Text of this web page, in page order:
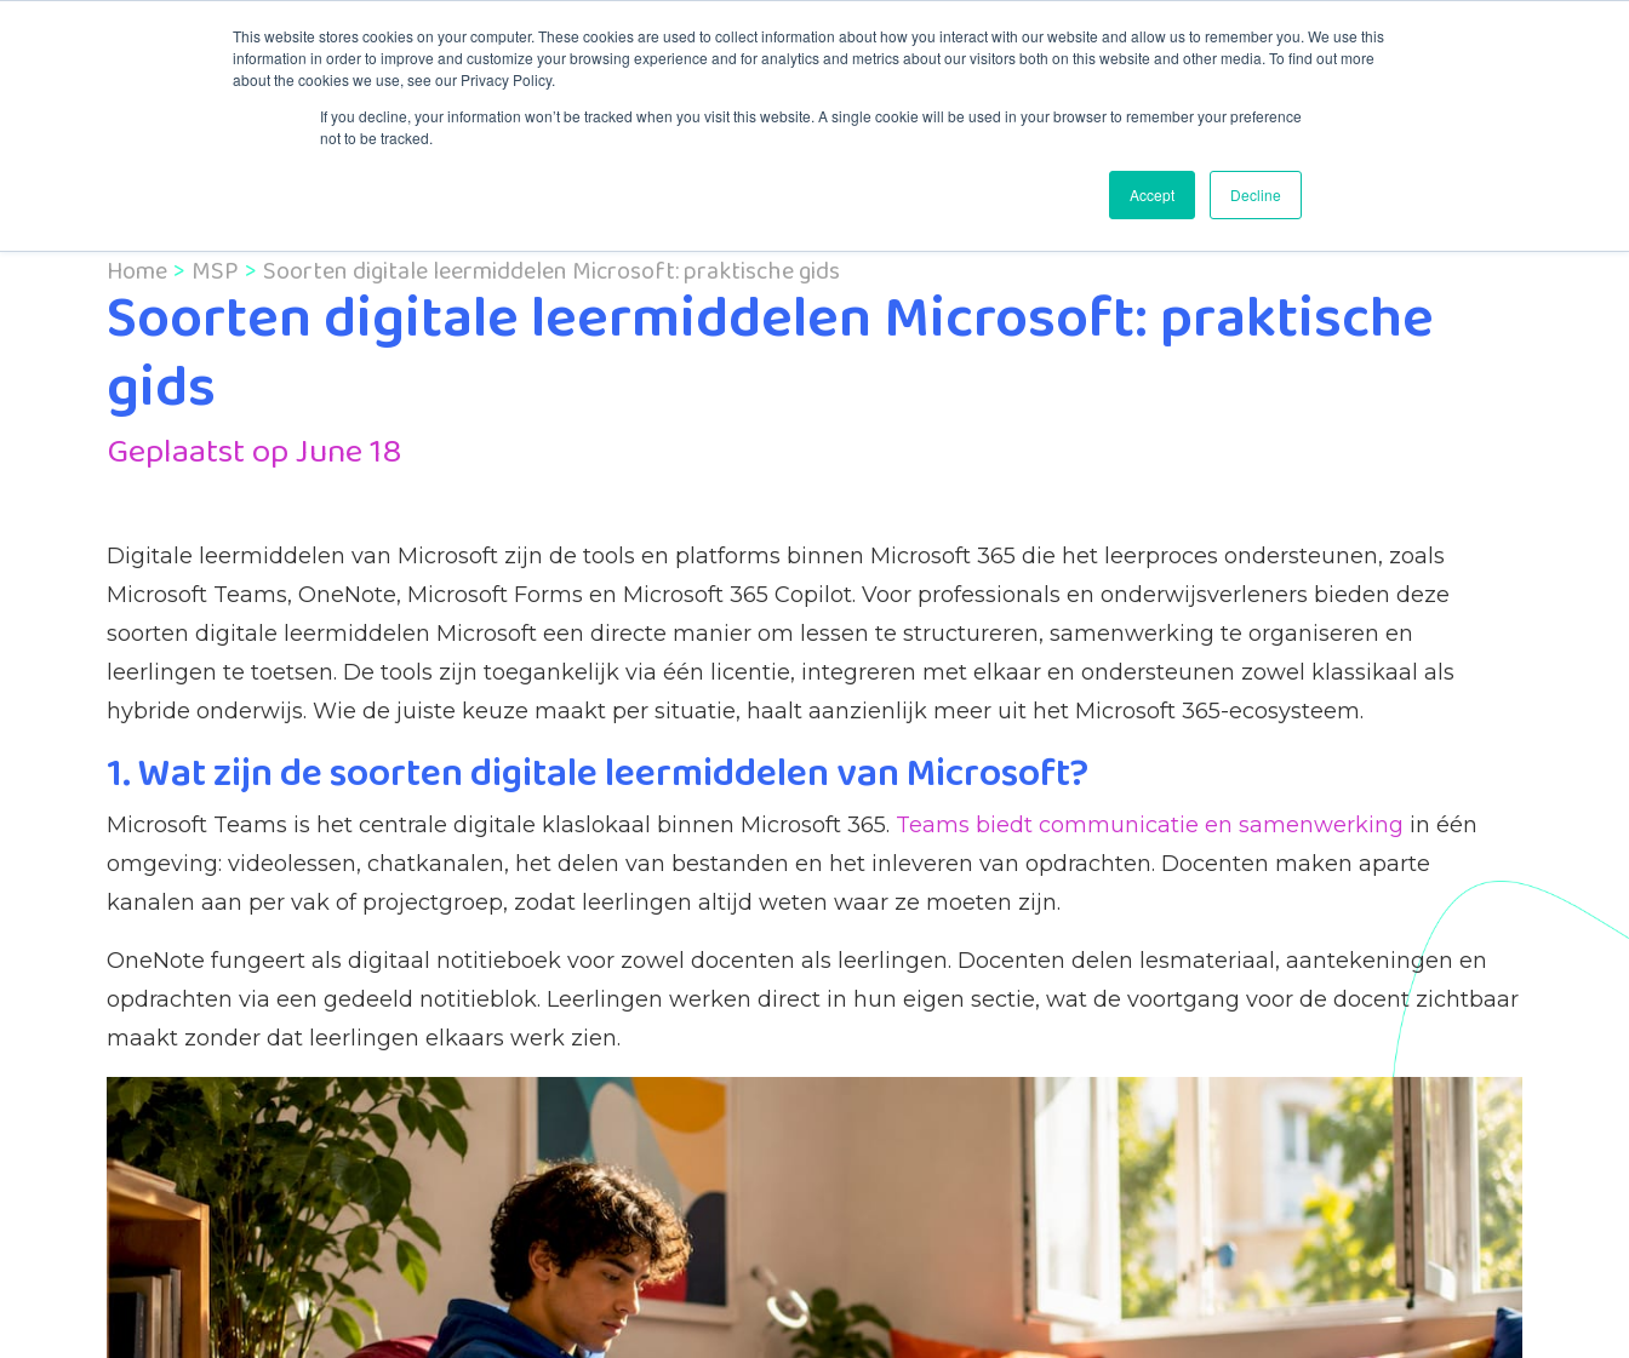
This website stores cookies on your computer. These cookies are used to collect information about how you interact with our website and allow us to remember you. We use this
information in order to improve and customize your browsing experience and for analytics and metrics about our visitors both on this website and other media. To find out more
about the cookies we use, see our Privacy Policy.
If you decline, your information won’t be tracked when you visit this website. A single cookie will be used in your browser to remember your preference
not to be tracked.
Accept Decline
Knowledge & Training
Home MSP Soorten digitale leermiddelen Microsoft: praktische gids
Soorten digitale leermiddelen Microsoft: praktische
gids
Geplaatst op June 18
Digitale leermiddelen van Microsoft zijn de tools en platforms binnen Microsoft 365 die het leerproces ondersteunen, zoals
Microsoft Teams, OneNote, Microsoft Forms en Microsoft 365 Copilot. Voor professionals en onderwijsverleners bieden deze
soorten digitale leermiddelen Microsoft een directe manier om lessen te structureren, samenwerking te organiseren en
leerlingen te toetsen. De tools zijn toegankelijk via één licentie, integreren met elkaar en ondersteunen zowel klassikaal als
hybride onderwijs. Wie de juiste keuze maakt per situatie, haalt aanzienlijk meer uit het Microsoft 365-ecosysteem.
1. Wat zijn de soorten digitale leermiddelen van Microsoft?
Microsoft Teams is het centrale digitale klaslokaal binnen Microsoft 365. Teams biedt communicatie en samenwerking in één
omgeving: videolessen, chatkanalen, het delen van bestanden en het inleveren van opdrachten. Docenten maken aparte
kanalen aan per vak of projectgroep, zodat leerlingen altijd weten waar ze moeten zijn.
OneNote fungeert als digitaal notitieboek voor zowel docenten als leerlingen. Docenten delen lesmateriaal, aantekeningen en
opdrachten via een gedeeld notitieblok. Leerlingen werken direct in hun eigen sectie, wat de voortgang voor de docent zichtbaar
maakt zonder dat leerlingen elkaars werk zien.